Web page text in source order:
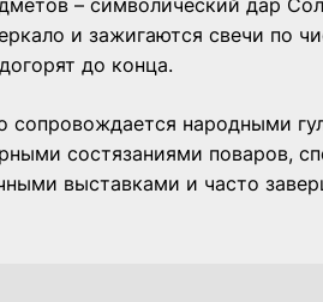
и зажигаются свечи по
до конца.
сопровождается народными
состязаниями поваров,
выставками и часто